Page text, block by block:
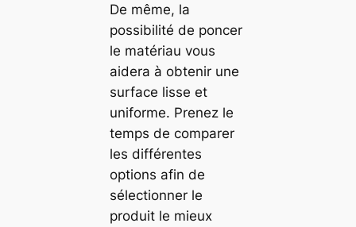
De même, la
possibilité de poncer
le matériau vous
aidera à obtenir une
surface lisse et
uniforme. Prenez le
temps de comparer
les différentes
options afin de
sélectionner le
produit le mieux